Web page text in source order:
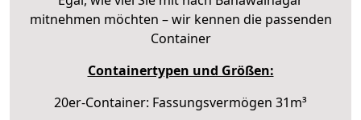
mitnehmen möchten – wir kennen die passenden
Container
Containertypen und Größen:
20er-Container: Fassungsvermögen 31m³